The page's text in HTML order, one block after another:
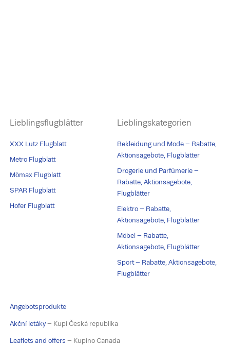
Lieblingsflugblätter
XXX Lutz Flugblatt
Metro Flugblatt
Mömax Flugblatt
SPAR Flugblatt
Hofer Flugblatt
Lieblingskategorien
Bekleidung und Mode – Rabatte,
Aktionsagebote, Flugblätter
Drogerie und Parfümerie –
Rabatte, Aktionsagebote,
Flugblätter
Elektro – Rabatte,
Aktionsagebote, Flugblätter
Möbel – Rabatte,
Aktionsagebote, Flugblätter
Sport – Rabatte, Aktionsagebote,
Flugblätter
Angebotsprodukte
Akční letáky– Kupi Česká republika
Leaflets and offers – Kupino Canada